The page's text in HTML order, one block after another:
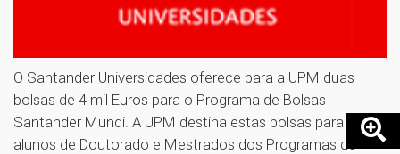
O Santander Universidades oferece para a UPM duas
bolsas de 4 mil Euros para o Programa de Bolsas
Santander Mundi. A UPM destina estas bolsas para os
alunos de Doutorado e Mestrados dos Programas de